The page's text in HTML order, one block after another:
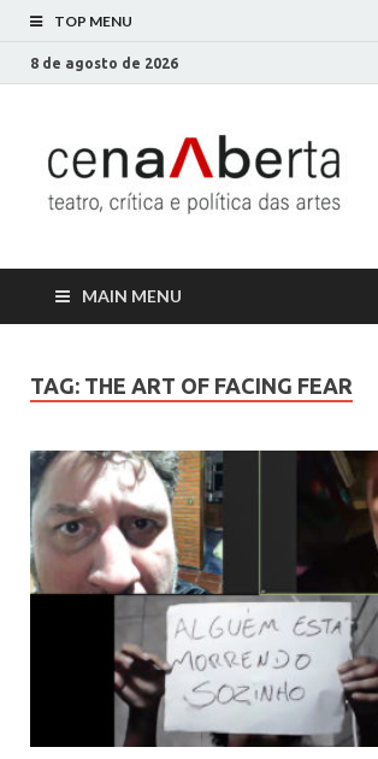
TOP MENU
8 de agosto de 2026
MAIN MENU
TAG: THE ART OF FACING FEAR